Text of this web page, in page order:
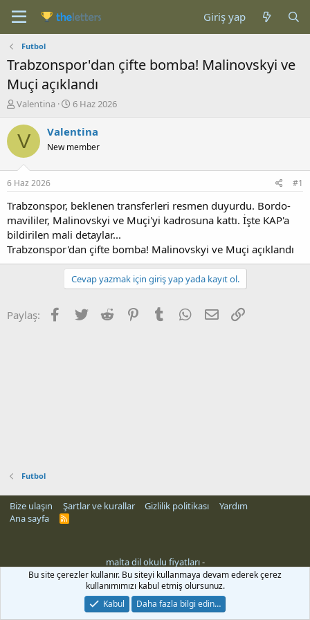
Giriş yap
Futbol
Trabzonspor'dan çifte bomba! Malinovskyi ve
Muçi açıklandı
K
n
b
u
u
b
a
l
a
t
a
Valentina
B
ş
a
ç
t
a
i
h
i
6 Haz 2026
V Valentina
New member
6 Haz 2026 #1
Trabzonspor, beklenen transferleri resmen duyurdu. Bordo-
mavililer, Malinovskyi ve Muçi'yi kadrosuna kattı. İşte KAP'a
bildirilen mali detaylar...
Trabzonspor'dan çifte bomba! Malinovskyi ve Muçi açıklandı
Cevap yazmak için giriş yap yada kayıt ol.
Paylaş: Facebook
Twitter Reddit PinterestTumblr WhatsApp
E-posta
Futbol
Bize ulaşın Şartlar ve kurallar Gizlilik politikası
Yardım
Ana sayfa
R
malta dil okulu fiyatları-
Bu site çerezler kullanır. Bu siteyi kullanmaya devam ederek çerez
kullanımımızı kabul etmiş olursunuz.
Kabul
Daha fazla bilgi edin…